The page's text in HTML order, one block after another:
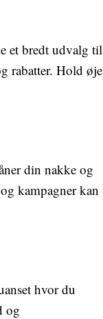
et bredt udvalg til
rabatter. Hold øje
din nakke og
kampagner kan
hvor du
og